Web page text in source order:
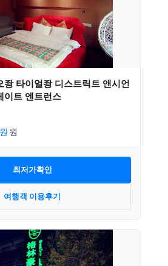
좡 타이얼좡 디스트릭트 앤시언
이트 엔트런스
최저가확인
여행객 이용후기